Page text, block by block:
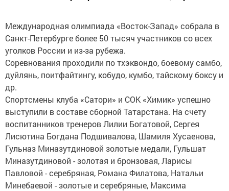
Международная олимпиада «Восток-Запад» собрала в
Санкт-Петербурге более 50 тысяч участников со всех
уголков России и из-за рубежа.
Соревнования проходили по тхэквондо, боевому самбо,
дуйлянь, поитфайтингу, кобудо, кумбо, тайскому боксу и
др.
Спортсмены клуба «Сатори» и СОК «Химик» успешно
выступили в составе сборной Татарстана. На счету
воспитанников тренеров Лилии Богатовой, Сергея
Лисютина Богдана Подшивалова, Шамиля Хусаенова,
Гульназ Миназутдиновой золотые медали, Гульшат
Миназутдиновой - золотая и бронзовая, Ларисы
Павловой - серебряная, Романа Филатова, Натальи
Минебаевой - золотые и серебряные, Максима